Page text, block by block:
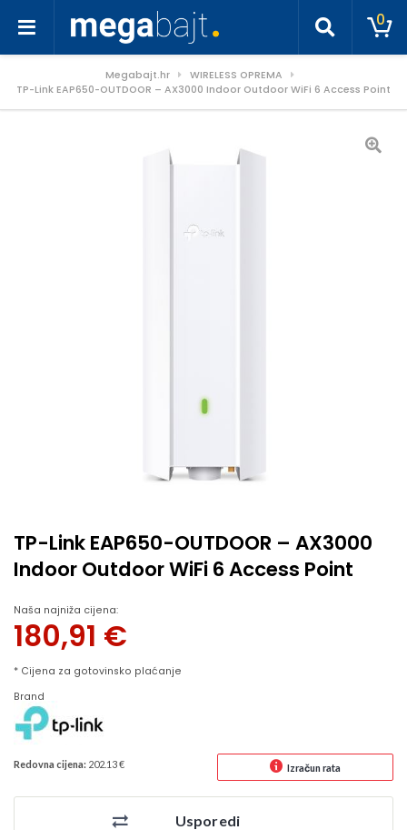
0
Megabajt.hr
WIRELESS OPREMA
TP-Link EAP650-OUTDOOR – AX3000 Indoor Outdoor WiFi 6 Access Point
TP-Link EAP650-OUTDOOR – AX3000
Indoor Outdoor WiFi 6 Access Point
Naša najniža cijena:
180,91 €
* Cijena za gotovinsko plaćanje
Brand
Redovna cijena: 202.13 € Izračun rata
Usporedi